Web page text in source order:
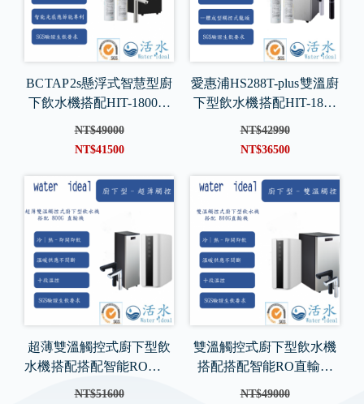
BC TAP 2s懸浮式智慧型廚
下飲水機搭配HIT-1800雙
管式直飲型淨水器
NT$49000
NT$41500
愛惠浦HS288T-plus 雙溫廚
下型飲水機 搭配HIT-1800
雙管式直飲型淨水器
NT$42990
NT$36500
超薄雙溫觸控式廚下型飲
水機 搭配搭配智能RO直輸
機(手機APP版)
NT$51600
雙溫觸控式廚下型飲水機
搭配搭配智能RO直輸機
(手機APP版)
NT$49000